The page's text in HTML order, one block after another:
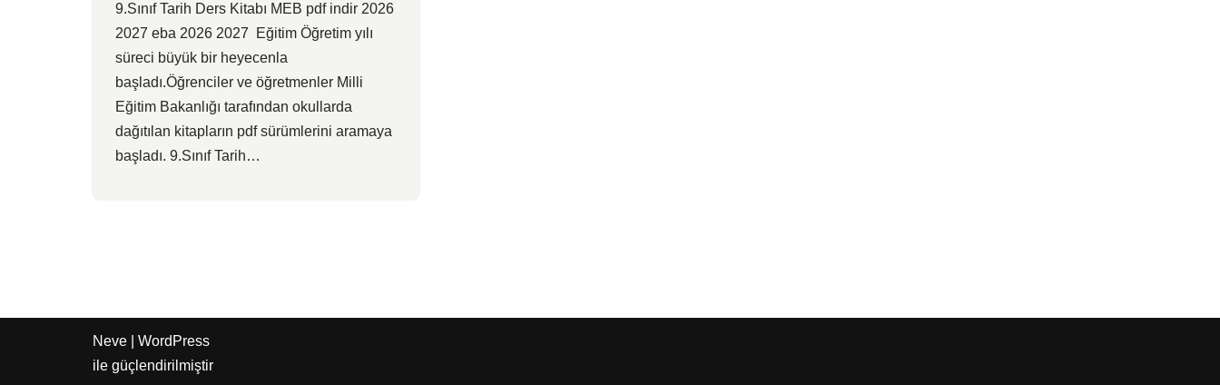
9.Sınıf Tarih Ders Kitabı MEB pdf indir 2026
2027 eba 2026 2027 Eğitim Öğretim yılı
süreci büyük bir heyecenla
başladı.Öğrenciler ve öğretmenler Milli
Eğitim Bakanlığı tarafından okullarda
dağıtılan kitapların pdf sürümlerini aramaya
başladı. 9.Sınıf Tarih…
Neve
WordPress
ile güçlendirilmiştir